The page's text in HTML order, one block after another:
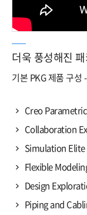
더욱 풍성해진
기본 PKG 제품 구
Creo Parametric
Collaboration
Simulation
Flexible
Design
Piping and